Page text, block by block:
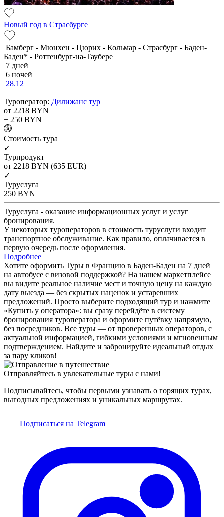
Новый год в Страсбурге
Бамберг - Мюнхен - Цюрих - Кольмар - Страсбург - Баден-
Баден* - Роттенбург-на-Таубере
7 дней
6 ночей
28.12
Туроператор: Дилижанс тур
от 2218 BYN
+ 250 BYN
Cтоимость тура
✓
Турпродукт
от 2218 BYN (635 EUR)
✓
Туруслуга
250 BYN
Туруслуга - оказание информационных услуг и услуг
бронирования.
У некоторых туроператоров в стоимость туруслуги входит
транспортное обслуживание. Как правило, оплачивается в
первую очередь после оформления.
Подробнее
Хотите оформить Туры в Францию в Баден-Баден на 7 дней
на автобусе с визовой поддержкой? На нашем маркетплейсе
вы видите реальное наличие мест и точную цену на каждую
дату выезда — без скрытых наценок и устаревших
предложений. Просто выберите подходящий тур и нажмите
«Купить у оператора»: вы сразу перейдёте в систему
бронирования туроператора и оформите путёвку напрямую,
без посредников. Все туры — от проверенных операторов, с
актуальной информацией, гибкими условиями и мгновенным
подтверждением. Найдите и забронируйте идеальный отдых
за пару кликов!
Отправляйтесь в увлекательные туры с нами!
Подписывайтесь, чтобы первыми узнавать о горящих турах,
выгодных предложениях и уникальных маршрутах.
Подписаться на Telegram